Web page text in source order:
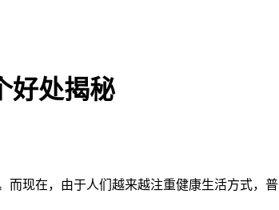
好处揭秘
而现在，由于人们越来越注重健康生活方式